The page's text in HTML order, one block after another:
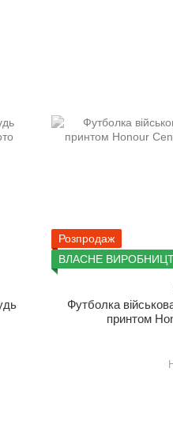
Розпродаж
ВЛАСНЕ
Футболка
принтом